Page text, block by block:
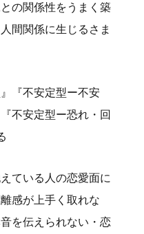
の関係性をうまく築
間関係に生じるさま
『不安定型ー不安
不安定型ー恐れ・回
ている人の恋愛面に
感が上手く取れな
を伝えられない・恋